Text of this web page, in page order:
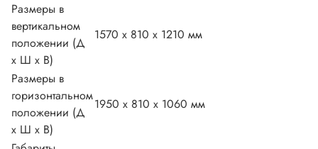
Размеры в
вертикальном
положении (Д
х Ш х В)
1570 х 810 х 1210 мм
Размеры в
горизонтальном
положении (Д
х Ш х В)
1950 х 810 х 1060 мм